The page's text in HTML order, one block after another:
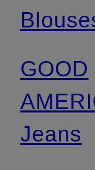
GOOD
Jeans